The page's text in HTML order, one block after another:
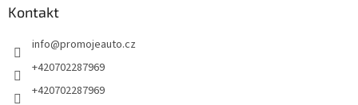
Kontakt
info@promojeauto.cz
+420702287969
+420702287969